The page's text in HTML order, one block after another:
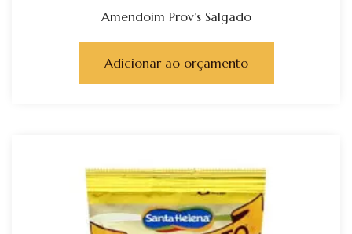
Amendoim Prov’s Salgado
Adicionar ao orçamento